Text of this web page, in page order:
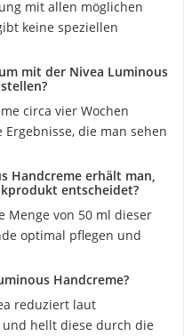
mit allen möglichen
keine speziellen
mit der Nivea Luminous
circa vier Wochen
die man sehen
Handcreme erhält man,
entscheidet?
Menge von 50 ml dieser
optimal pflegen und
Handcreme?
reduziert laut
hellt diese durch die